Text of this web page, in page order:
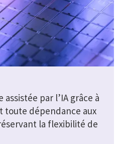
par l’IA grâce à
toute dépendance aux
la flexibilité de